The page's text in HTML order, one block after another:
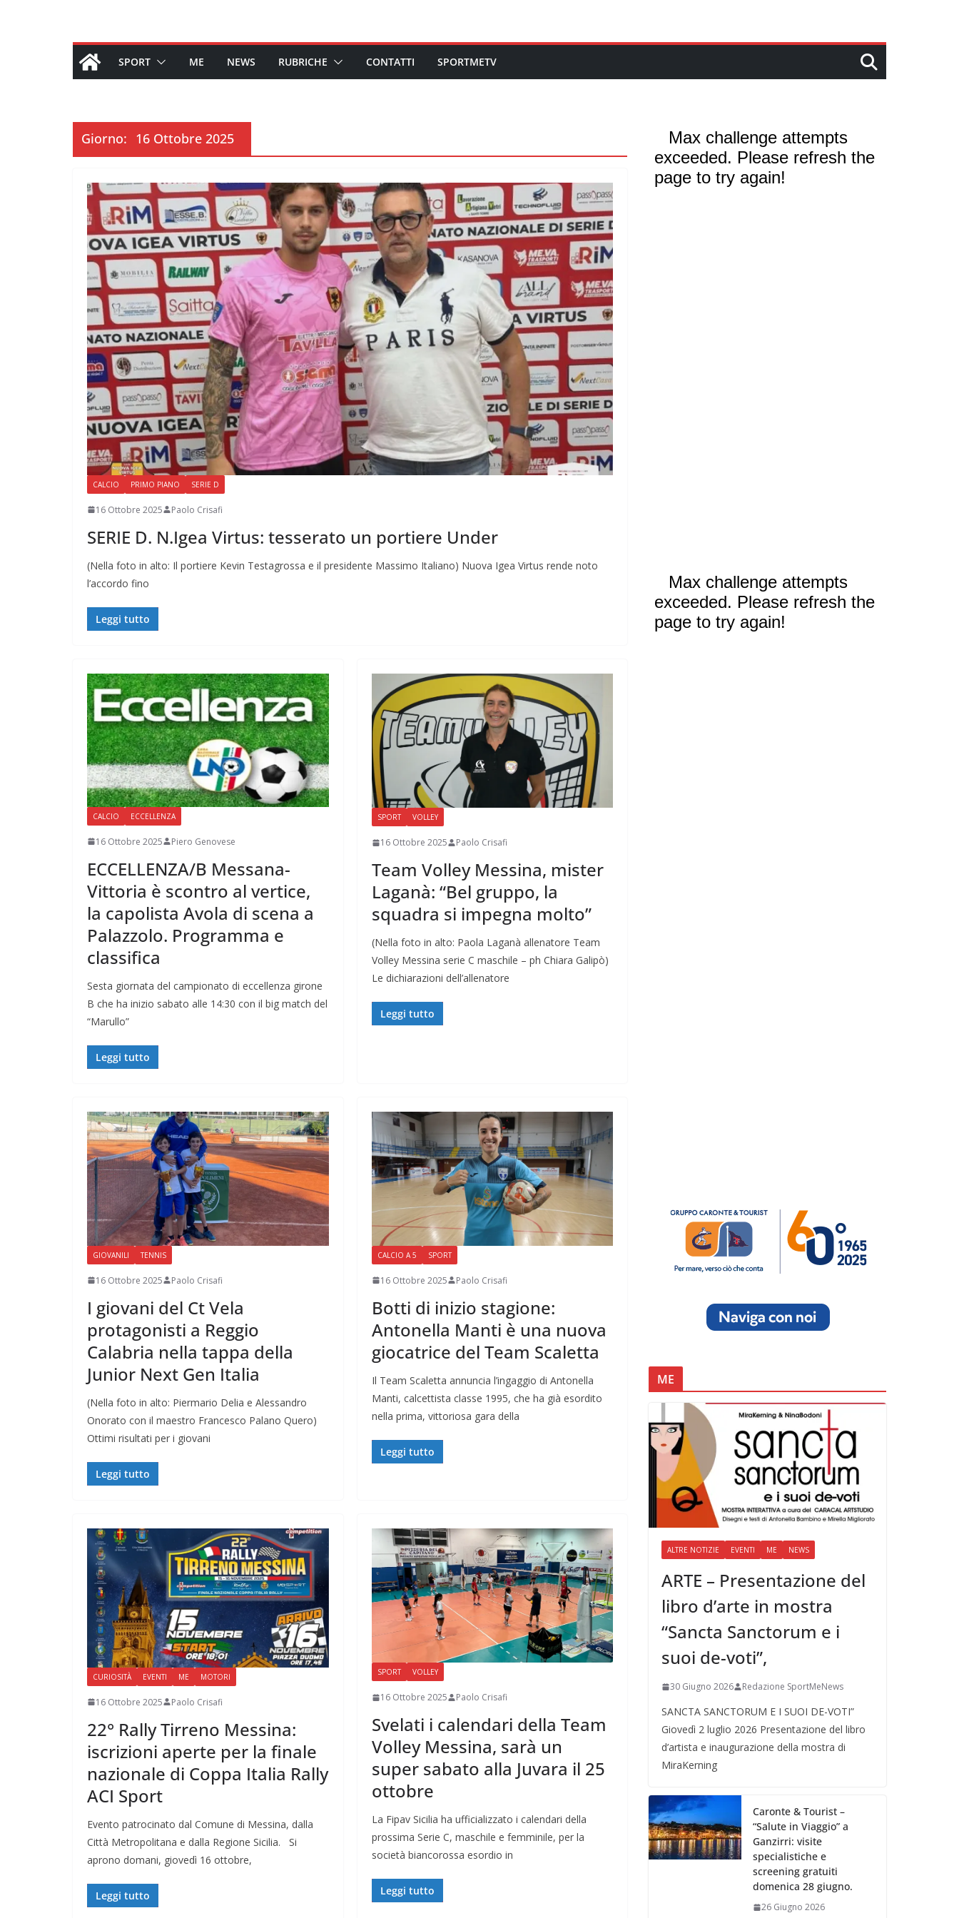
SPORT ME NEWS RUBRICHE CONTATTI SPORTMETV
Giorno: 16 Ottobre 2025
CALCIO PRIMO PIANO SERIE D
16 Ottobre 2025 Paolo Crisafi
SERIE D. N.Igea Virtus: tesserato un portiere Under
(Nella foto in alto: Il portiere Kevin Testagrossa e il presidente Massimo Italiano) Nuova Igea Virtus rende noto
l’accordo fino
Leggi tutto
CALCIO ECCELLENZA
16 Ottobre 2025 Piero Genovese
ECCELLENZA/B Messana-
Vittoria è scontro al vertice,
la capolista Avola di scena a
Palazzolo. Programma e
classifica
Sesta giornata del campionato di eccellenza girone
B che ha inizio sabato alle 14:30 con il big match del
“Marullo”
Leggi tutto
SPORT VOLLEY
16 Ottobre 2025 Paolo Crisafi
Team Volley Messina, mister
Laganà: “Bel gruppo, la
squadra si impegna molto”
(Nella foto in alto: Paola Laganà allenatore Team
Volley Messina serie C maschile – ph Chiara Galipò)
Le dichiarazioni dell’allenatore
Leggi tutto
GIOVANILI TENNIS
16 Ottobre 2025 Paolo Crisafi
I giovani del Ct Vela
protagonisti a Reggio
Calabria nella tappa della
Junior Next Gen Italia
(Nella foto in alto: Piermario Delia e Alessandro
Onorato con il maestro Francesco Palano Quero)
Ottimi risultati per i giovani
Leggi tutto
CALCIO A 5 SPORT
16 Ottobre 2025 Paolo Crisafi
Botti di inizio stagione:
Antonella Manti è una nuova
giocatrice del Team Scaletta
Il Team Scaletta annuncia l’ingaggio di Antonella
Manti, calcettista classe 1995, che ha già esordito
nella prima, vittoriosa gara della
Leggi tutto
CURIOSITÀ EVENTI ME MOTORI
16 Ottobre 2025 Paolo Crisafi
22° Rally Tirreno Messina:
iscrizioni aperte per la finale
nazionale di Coppa Italia Rally
ACI Sport
Evento patrocinato dal Comune di Messina, dalla
Città Metropolitana e dalla Regione Sicilia. Si
aprono domani, giovedì 16 ottobre,
Leggi tutto
SPORT VOLLEY
16 Ottobre 2025 Paolo Crisafi
Svelati i calendari della Team
Volley Messina, sarà un
super sabato alla Juvara il 25
ottobre
La Fipav Sicilia ha ufficializzato i calendari della
prossima Serie C, maschile e femminile, per la
società biancorossa esordio in
Leggi tutto
ME
ALTRE NOTIZIE EVENTI ME NEWS
ARTE – Presentazione del
libro d’arte in mostra
“Sancta Sanctorum e i
suoi de-voti”,
30 Giugno 2026 Redazione SportMeNews
SANCTA SANCTORUM E I SUOI DE-VOTI”
Giovedì 2 luglio 2026 Presentazione del libro
d’artista e inaugurazione della mostra di
MiraKerning
Caronte & Tourist –
“Salute in Viaggio” a
Ganzirri: visite
specialistiche e
screening gratuiti
domenica 28 giugno.
26 Giugno 2026